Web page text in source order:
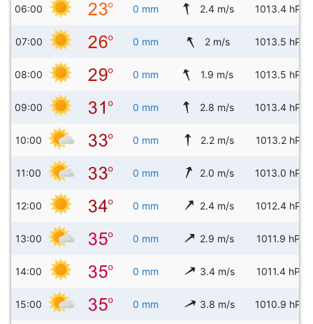
06:00 0 mm 2.4 m/s 1013.4 hPa
07:00 0 mm 2 m/s 1013.5 hPa
08:00 0 mm 1.9 m/s 1013.5 hPa
09:00 0 mm 2.8 m/s 1013.4 hPa
10:00 0 mm 2.2 m/s 1013.2 hPa
11:00 0 mm 2.0 m/s 1013.0 hPa
12:00 0 mm 2.4 m/s 1012.4 hPa
13:00 0 mm 2.9 m/s 1011.9 hPa
14:00 0 mm 3.4 m/s 1011.4 hPa
15:00 0 mm 3.8 m/s 1010.9 hPa